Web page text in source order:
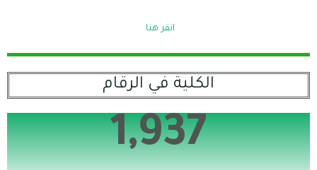
انقر هنا
الكلية في الرقام
1,937